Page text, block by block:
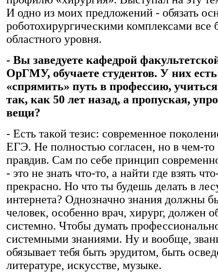
И одно из моих предложений - обязать
роботохирургическими комплексами все
областного уровня.
- Вы заведуете кафедрой
ОрГМУ, обучаете студентов. У них
«спрямить» путь в профессию,
так, как 50 лет назад, а пропуская,
вещи?
- Есть такой тезис: современное
ЕГЭ. Не полностью согласен, но в чем-то
правдив. Сам по себе принцип
- это не знать что-то, а найти где взять
прекрасно. Но что ты будешь делать в
интернета? Однозначно знания должны
человек, особенно врач, хирург, должен
системно. Чтобы думать
системными знаниями. Ну и вообще,
обязывает тебя быть эрудитом, быть
литературе, искусстве, музыке.